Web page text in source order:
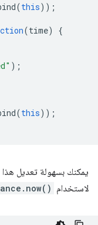
(this));
(time)
{
);
(this));
يمكنك بسهولة تعديل
لاستخدام